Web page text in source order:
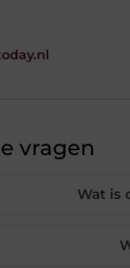
vragen
Wat is